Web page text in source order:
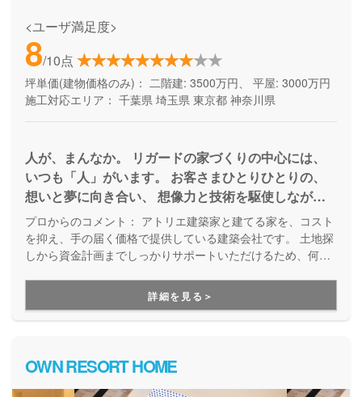
<ユーザ満足度>
8/10点
坪単価(建物価格のみ)： 二階建: 3500万円、 平屋: 3000万円
施工対応エリア： 千葉県 埼玉県 東京都 神奈川県
人が、まんなか。 リガードの家づくりの中心には、
いつも「人」がいます。 お客さまひとりひとりの、
想いと夢に向き合い、 想像力と技術を駆使しなが
ら、理想のカタチを創造していく。 リガードがご提
供したいのは、“家”の先にある“より豊かな未来”で
す。 人に寄り添い、人の想いに応えたい。 リガード
プロからのコメント： アトリエ建築家と建てる家を、コスト
を抑え、手の届く価格で提供している建築会社です。 土地探
しから資金計画までしっかりサポートいただけるため、何か
詳細を見る＞
OWN RESORT HOME